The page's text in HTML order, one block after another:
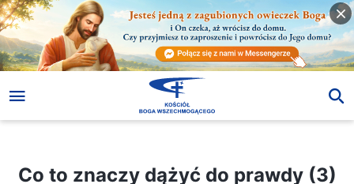
Co to znaczy dążyć do prawdy (3)
Co to znaczy dążyć do prawdy (3)